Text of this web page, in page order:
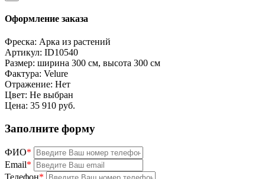
Оформление заказа
Фреска: Арка из растений
Артикул: ID10540
Размер: ширина 300 см, высота 300 см
Фактура: Velure
Отражение: Нет
Цвет: Не выбран
Цена: 35 910 руб.
Заполните форму
ФИО*
Email*
Телефон*